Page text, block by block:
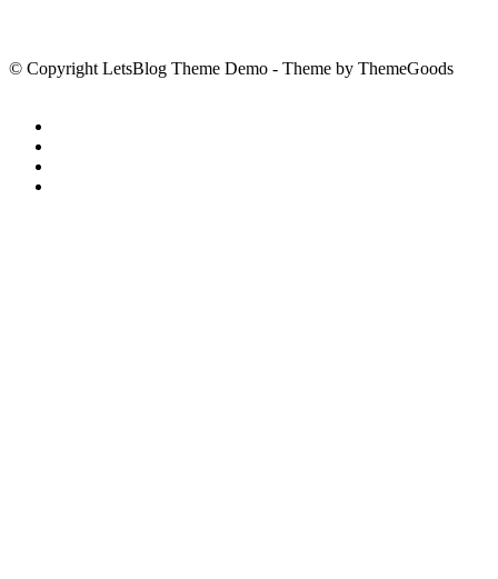
© Copyright LetsBlog Theme Demo - Theme by ThemeGoods